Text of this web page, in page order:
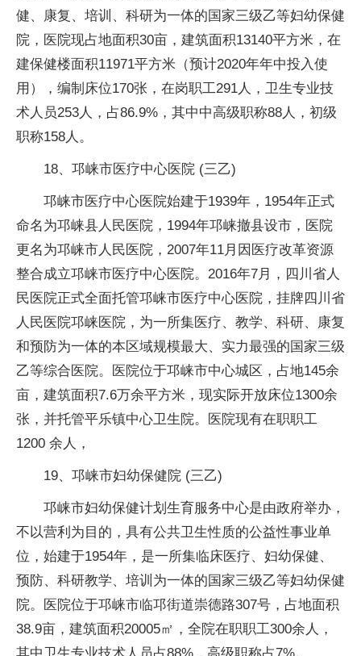
健、康复、培训、科研为一体的国家三级乙等妇幼保健
院，医院现占地面积30亩，建筑面积13140平方米，在
建保健楼面积11971平方米（预计2020年年中投入使
用），编制床位170张，在岗职工291人，卫生专业技
术人员253人，占86.9%，其中中高级职称88人，初级
职称158人。
18、邛崃市医疗中心医院 (三乙)
邛崃市医疗中心医院始建于1939年，1954年正式
命名为邛崃县人民医院，1994年邛崃撤县设市，医院
更名为邛崃市人民医院，2007年11月因医疗改革资源
整合成立邛崃市医疗中心医院。2016年7月，四川省人
民医院正式全面托管邛崃市医疗中心医院，挂牌四川省
人民医院邛崃医院，为一所集医疗、教学、科研、康复
和预防为一体的本区域规模最大、实力最强的国家三级
乙等综合医院。医院位于邛崃市中心城区，占地145余
亩，建筑面积7.6万余平方米，现实际开放床位1300余
张，并托管平乐镇中心卫生院。医院现有在职职工
1200 余人，
19、邛崃市妇幼保健院 (三乙)
邛崃市妇幼保健计划生育服务中心是由政府举办，
不以营利为目的，具有公共卫生性质的公益性事业单
位，始建于1954年，是一所集临床医疗、妇幼保健、
预防、科研教学、培训为一体的国家三级乙等妇幼保健
院。医院位于邛崃市临邛街道崇德路307号，占地面积
38.9亩，建筑面积20005㎡，全院在职职工300余人，